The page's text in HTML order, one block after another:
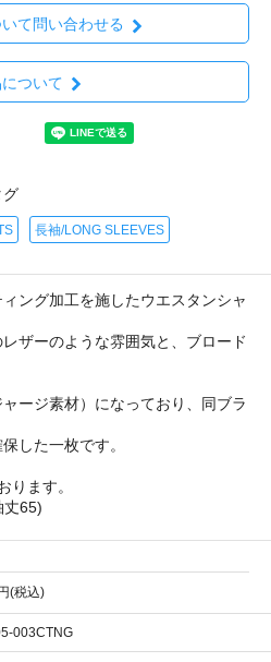
て問い合わせる
ついて
グ
長袖/LONG SLEEVES
ング加工を施したウエスタンシャ
ザーのような雰囲気と、ブロード
ージ素材）になっており、同ブラ
した一枚です。
ります。
丈65)
(税込)
003CTNG